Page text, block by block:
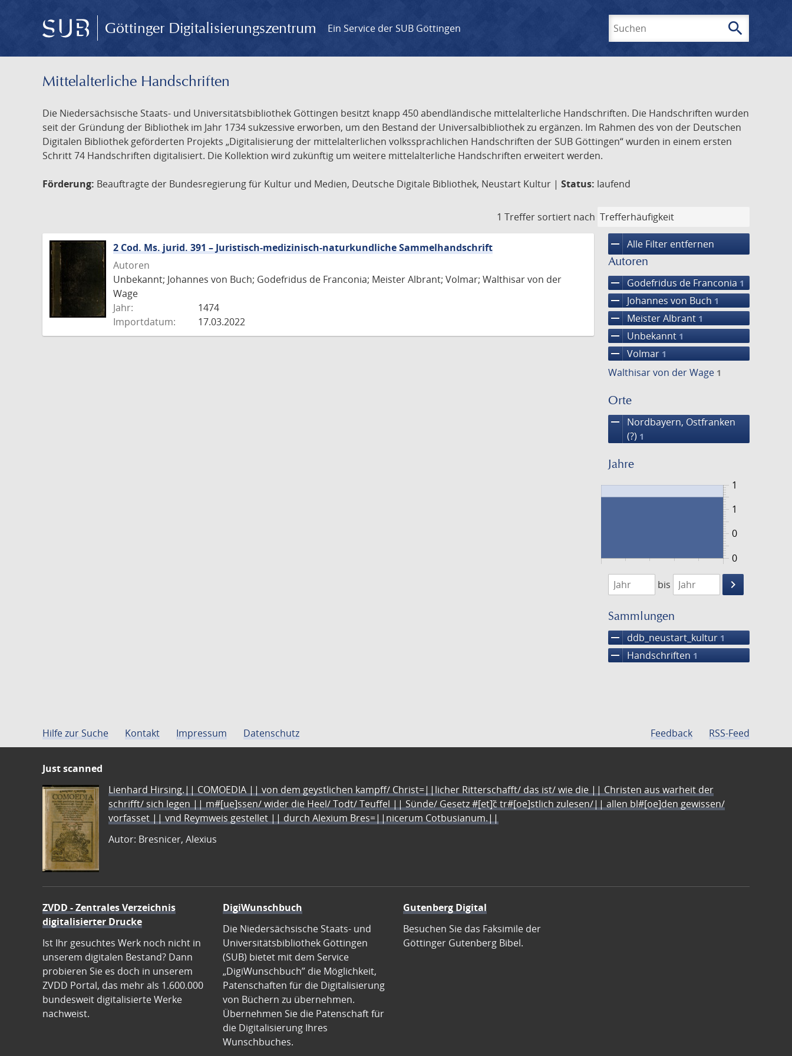
Göttinger Digitalisierungszentrum Ein Service der SUB Göttingen search
Mittelalterliche Handschriften
Die Niedersächsische Staats- und Universitätsbibliothek Göttingen besitzt knapp 450 abendländische mittelalterliche Handschriften. Die Handschriften wurden
seit der Gründung der Bibliothek im Jahr 1734 sukzessive erworben, um den Bestand der Universalbibliothek zu ergänzen. Im Rahmen des von der Deutschen
Digitalen Bibliothek geförderten Projekts „Digitalisierung der mittelalterlichen volkssprachlichen Handschriften der SUB Göttingen“ wurden in einem ersten
Schritt 74 Handschriften digitalisiert. Die Kollektion wird zukünftig um weitere mittelalterliche Handschriften erweitert werden.
Förderung: Beauftragte der Bundesregierung für Kultur und Medien, Deutsche Digitale Bibliothek, Neustart Kultur | Status: laufend
1 Treffer sortiert nach
remove Alle Filter entfernen
Autoren
remove Godefridus de Franconia 1
remove Johannes von Buch 1
remove Meister Albrant 1
remove Unbekannt 1
remove Volmar 1
Walthisar von der Wage 1
Orte
remove
Nordbayern, Ostfranken
(?) 1
Jahre
0
1
0
1
1474
1475
bis
keyboard_arrow_right
Suche
Sammlungen
remove ddb_neustart_kultur 1
remove Handschriften 1
2 Cod. Ms. jurid. 391 – Juristisch-medizinisch-naturkundliche Sammelhandschrift
Autoren
Unbekannt; Johannes von Buch; Godefridus de Franconia; Meister Albrant; Volmar; Walthisar von der
Wage
Jahr:
1474
Importdatum:
17.03.2022
Hilfe zur Suche Kontakt Impressum Datenschutz Feedback RSS-Feed
Just scanned
Lienhard Hirsing.|| COMOEDIA || von dem geystlichen kampff/ Christ=||licher Ritterschafft/ das ist/ wie die || Christen aus warheit der
schrifft/ sich legen || m#[ue]ssen/ wider die Heel/ Todt/ Teuffel || Sünde/ Gesetz #[et]c̃ tr#[oe]stlich zulesen/|| allen bl#[oe]den gewissen/
vorfasset || vnd Reymweis gestellet || durch Alexium Bres=||nicerum Cotbusianum.||
Autor: Bresnicer, Alexius
ZVDD - Zentrales Verzeichnis
digitalisierter Drucke
Ist Ihr gesuchtes Werk noch nicht in
unserem digitalen Bestand? Dann
probieren Sie es doch in unserem
ZVDD Portal, das mehr als 1.600.000
bundesweit digitalisierte Werke
nachweist.
DigiWunschbuch
Die Niedersächsische Staats- und
Universitätsbibliothek Göttingen
(SUB) bietet mit dem Service
„DigiWunschbuch” die Möglichkeit,
Patenschaften für die Digitalisierung
von Büchern zu übernehmen.
Übernehmen Sie die Patenschaft für
die Digitalisierung Ihres
Wunschbuches.
Gutenberg Digital
Besuchen Sie das Faksimile der
Göttinger Gutenberg Bibel.